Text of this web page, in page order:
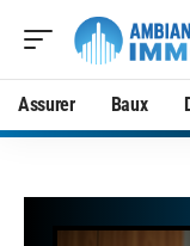
Assurer Baux